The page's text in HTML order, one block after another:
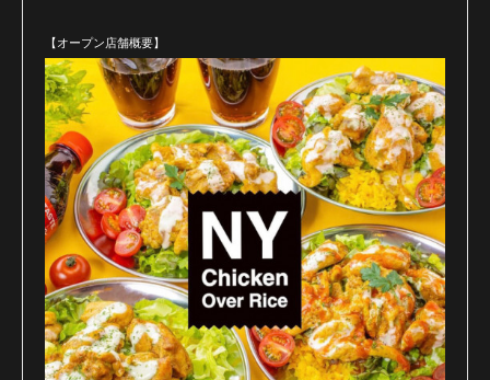
【オープン店舗概要】